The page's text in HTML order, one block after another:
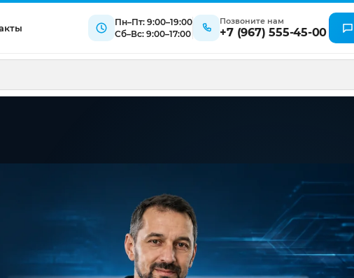
Пн–Пт: 9:00–19:00
Сб–Вс: 9:00–17:00
Позвоните нам
+7 (967) 555-45-00